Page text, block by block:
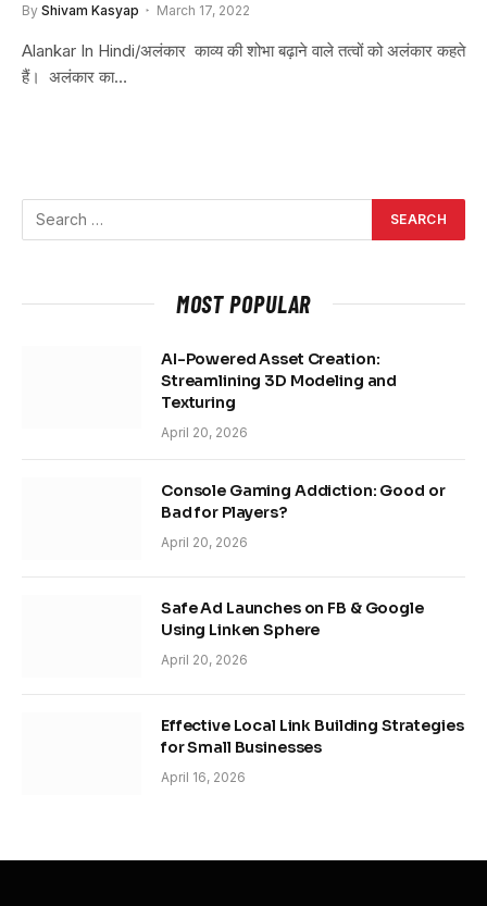
By Shivam Kasyap March 17, 2022
Alankar In Hindi/अलंकार काव्य की शोभा बढ़ाने वाले तत्वों को अलंकार कहते
हैं। अलंकार का…
MOST POPULAR
AI-Powered Asset Creation:
Streamlining 3D Modeling and
Texturing
April 20, 2026
Console Gaming Addiction: Good or
Bad for Players?
April 20, 2026
Safe Ad Launches on FB & Google
Using Linken Sphere
April 20, 2026
Effective Local Link Building Strategies
for Small Businesses
April 16, 2026